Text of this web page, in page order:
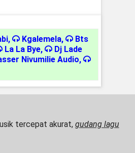
, Kgalemela,
Bts
La La Bye,
Dj Lade
Nivumilie Audio,
tercepat akurat, gudang lagu